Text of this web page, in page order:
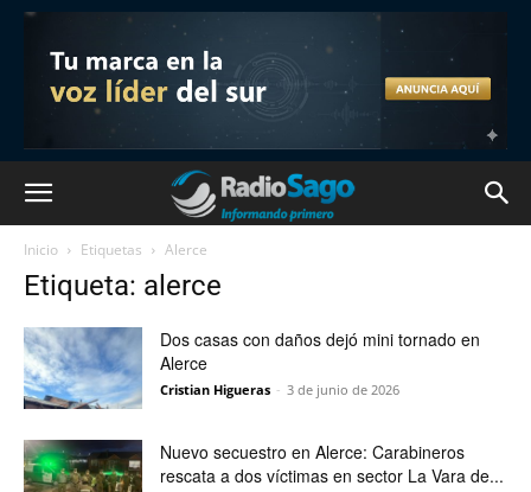
Inicio Etiquetas Alerce
Etiqueta: alerce
Dos casas con daños dejó mini tornado en
Alerce
Cristian Higueras - 3 de junio de 2026
Nuevo secuestro en Alerce: Carabineros
rescata a dos víctimas en sector La Vara de...